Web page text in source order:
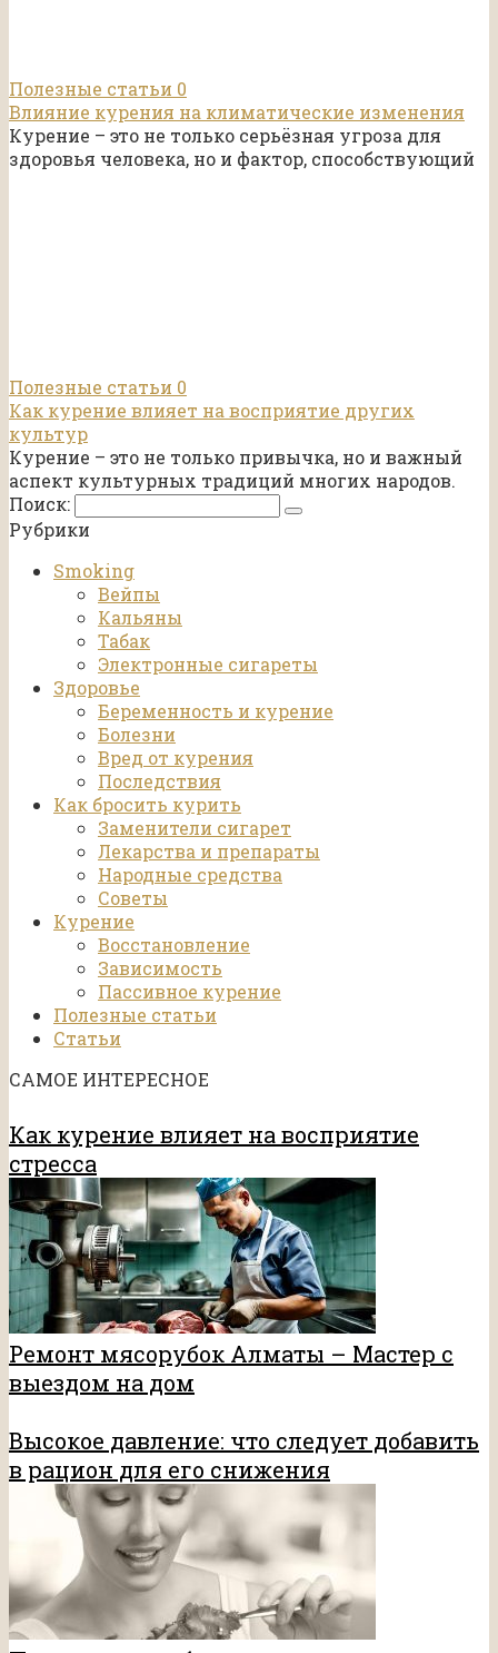
Полезные статьи 0
Влияние курения на климатические изменения
Курение – это не только серьёзная угроза для
здоровья человека, но и фактор, способствующий
Полезные статьи 0
Как курение влияет на восприятие других
культур
Курение – это не только привычка, но и важный
аспект культурных традиций многих народов.
Поиск:
Рубрики
Smoking
Вейпы
Кальяны
Табак
Электронные сигареты
Здоровье
Беременность и курение
Болезни
Вред от курения
Последствия
Как бросить курить
Заменители сигарет
Лекарства и препараты
Народные средства
Советы
Курение
Восстановление
Зависимость
Пассивное курение
Полезные статьи
Статьи
САМОЕ ИНТЕРЕСНОЕ
Как курение влияет на восприятие
стресса
Ремонт мясорубок Алматы – Мастер с
выездом на дом
Высокое давление: что следует добавить
в рацион для его снижения